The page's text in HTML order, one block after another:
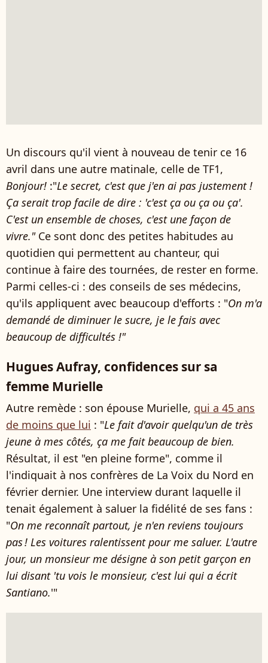
Un discours qu'il vient à nouveau de tenir ce 16
avril dans une autre matinale, celle de TF1,
Bonjour! :"Le secret, c'est que j'en ai pas justement !
Ça serait trop facile de dire : 'c'est ça ou ça ou ça'.
C'est un ensemble de choses, c'est une façon de
vivre."Ce sont donc des petites habitudes au
quotidien qui permettent au chanteur, qui
continue à faire des tournées, de rester en forme.
Parmi celles-ci : des conseils de ses médecins,
qu'ils appliquent avec beaucoup d'efforts : "On m'a
demandé de diminuer le sucre, je le fais avec
beaucoup de difficultés !"
Hugues Aufray, confidences sur sa
femme Murielle
Autre remède : son épouse Murielle, qui a 45 ans
de moins que lui : "Le fait d'avoir quelqu'un de très
jeune à mes côtés, ça me fait beaucoup de bien.
Résultat, il est "en pleine forme", comme il
l'indiquait à nos confrères de La Voix du Nord en
février dernier. Une interview durant laquelle il
tenait également à saluer la fidélité de ses fans :
"On me reconnaît partout, je n'en reviens toujours
pas ! Les voitures ralentissent pour me saluer. L'autre
jour, un monsieur me désigne à son petit garçon en
lui disant 'tu vois le monsieur, c'est lui qui a écrit
Santiano.'"